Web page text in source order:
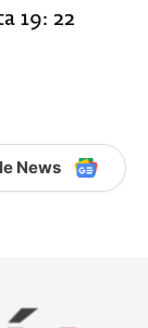
19: 22
News